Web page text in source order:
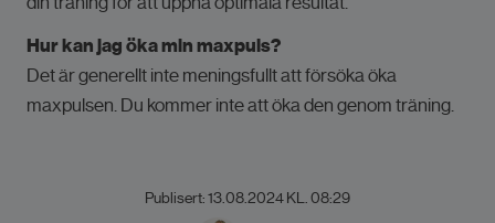
Hur kan jag öka min maxpuls?
Det är generellt inte meningsfullt att försöka öka
maxpulsen. Du kommer inte att öka den genom träning.
Publisert: 13.08.2024 KL. 08:29